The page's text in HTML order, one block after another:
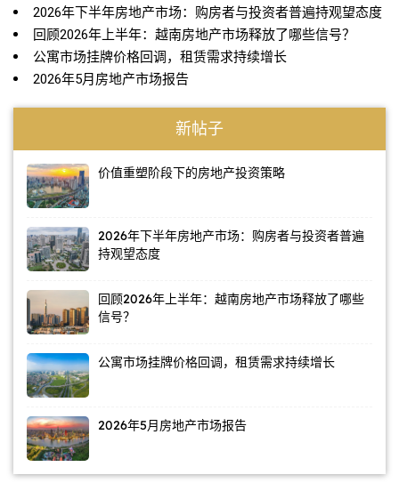
2026年下半年房地产市场：购房者与投资者普遍持观望态度
回顾2026年上半年：越南房地产市场释放了哪些信号？
公寓市场挂牌价格回调，租赁需求持续增长
2026年5月房地产市场报告
新帖子
价值重塑阶段下的房地产投资策略
2026年下半年房地产市场：购房者与投资者普遍
持观望态度
回顾2026年上半年：越南房地产市场释放了哪些
信号？
公寓市场挂牌价格回调，租赁需求持续增长
2026年5月房地产市场报告